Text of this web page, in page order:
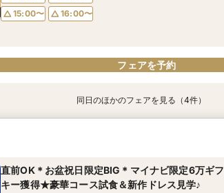
15:00〜
16:00〜
フェアを予約
17:00〜
11:00〜
12:00〜
15:00〜
11:00〜
12:00〜
15:00〜
16:00〜
11:00〜
12:00〜
15:00〜
16:00〜
同日のほかのフェアを見る（4件）
直前OK＊お盆祝日限定BIG＊マイナビ限定6万ギ
キー獲得★豪華コース試食＆新作ドレス見学♪